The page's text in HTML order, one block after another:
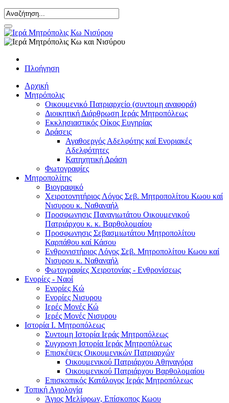
Πλοήγηση
Αρχική
Μητρόπολις
Οικουμενικό Πατριαρχείο (συντομη αναφορά)
Διοικητική Διάρθρωση Ιεράς Μητροπόλεως
Εκκλησιαστικός Οίκος Ευγηρίας
Δράσεις
Αγαθοεργός Αδελφότης καί Ενοριακές
Αδελφότητες
Κατηχητική Δράση
Φωτογραφίες
Μητροπολίτης
Βιογραφικό
Χειροτονητήριος Λόγος Σεβ. Μητροπολίτου Κωου καί
Νισυρου κ. Ναθαναήλ
Προσφωνησις Παναγιωτάτου Οικουμενικού
Πατριάρχου κ. κ. Βαρθολομαίου
Προσφωνησις Σεβασμιωτάτου Μητροπολίτου
Καρπάθου καί Κάσου
Ενθρονιστήριος Λόγος Σεβ. Μητροπολίτου Κωου καί
Νισυρου κ. Ναθαναήλ
Φωτογραφίες Χειροτονίας - Ενθρονίσεως
Ενορίες - Ναοί
Ενορίες Kώ
Ενορίες Νισυρου
Ιερές Μονές Κώ
Ιερές Μονές Νισυρου
Ιστορία Ι. Μητροπόλεως
Συντομη Ιστορία Ιεράς Μητροπόλεως
Συγχρονη Ιστορία Ιεράς Μητροπόλεως
Επισκέψεις Οικουμενικών Πατριαρχών
Οικουμενικού Πατριάρχου Αθηναγόρα
Οικουμενικού Πατριάρχου Βαρθολομαίου
Επισκοπικός Κατάλογος Ιεράς Μητροπόλεως
Τοπική Αγιολογία
Άγιος Μελίφρων, Επίσκοπος Κωου